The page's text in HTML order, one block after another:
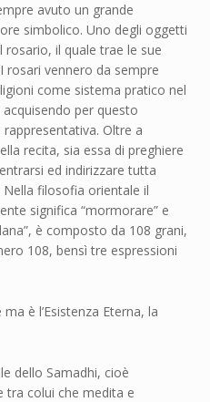
avuto un grande
simbolico. Uno degli oggetti
il quale trae le sue
rosari vennero da sempre
come sistema pratico nel
per questo
Oltre a
recita, sia essa di preghiere
ed indirizzare tutta
Nella filosofia orientale il
significa “mormorare” e
è composto da 108 grani,
108, bensì tre espressioni
è l’Esistenza Eterna, la
dello Samadhi, cioè
tra colui che medita e